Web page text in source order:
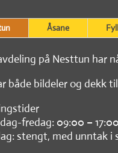
Åsane
på Nesttun har
både bildeler og dekk
fredag: 09:00 – 17:00
stengt, med unntak i